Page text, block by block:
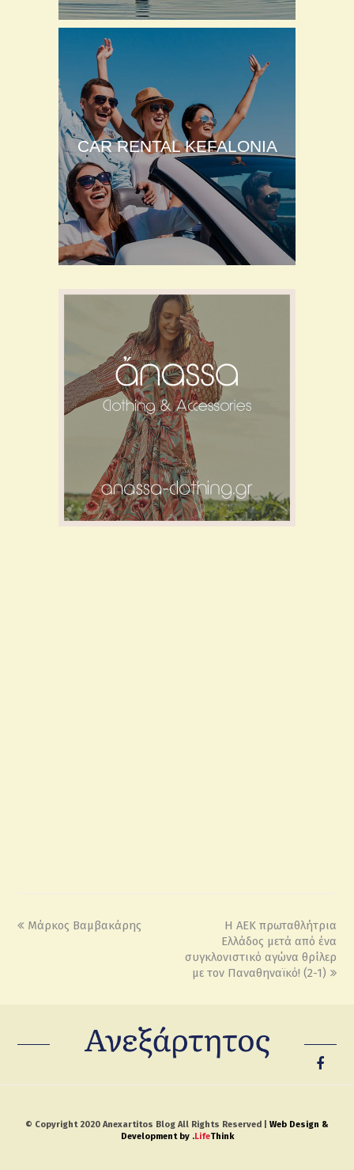
CAR RENTAL KEFALONIA
Μάρκος Βαμβακάρης
Η ΑΕΚ πρωταθλήτρια
Ελλάδος μετά από ένα
συγκλονιστικό αγώνα θρίλερ
με τον Παναθηναϊκό! (2-1)
© Copyright 2020 Anexartitos Blog All Rights Reserved | Web Design &
Development by .LifeThink